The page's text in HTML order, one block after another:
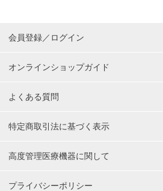
会員登録／ログイン
オンラインショップガイド
よくある質問
特定商取引法に基づく表示
高度管理医療機器に関して
プライバシーポリシー